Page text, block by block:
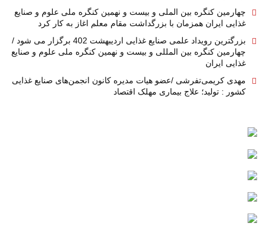
چهارمین کنگره بین الملی و بیست و نهمین کنگره ملی علوم و صنایع
غذایی ایران همزمان با بزرگداشت مقام معلم اغاز به کار کرد
بزرگترین رویداد علمی صنایع غذایی اردیبهشت 402 برگزار می شود /
چهارمین کنگره بین المللی و بیست و نهمین کنگره ملی علوم و صنایع
غذایی ایران
مهدی کریمی‌تفرشی /عضو هیات مدیره کانون انجمن‌های صنایع غذایی
کشور : تولید؛ علاج بیماری مهلک اقتصاد